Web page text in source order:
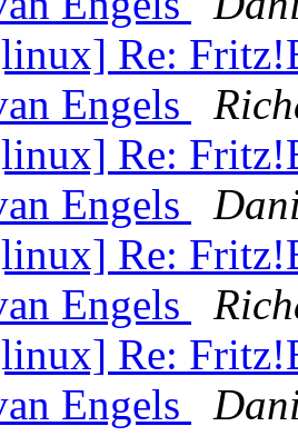
Re:
Engels
Re:
Engels
Re:
Engels
Re:
Engels